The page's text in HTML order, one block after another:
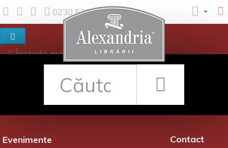
0230 530 342
Închide meniul
Evenimente
Rețea librării
Contact